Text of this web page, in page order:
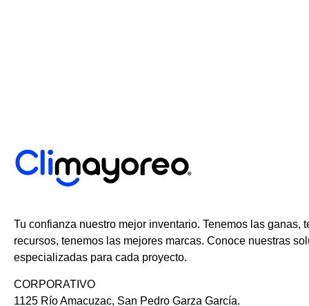
Tu confianza nuestro mejor inventario. Tenemos las ganas,
recursos, tenemos las mejores marcas. Conoce nuestras
especializadas para cada proyecto.
CORPORATIVO
1125 Río Amacuzac, San Pedro Garza García.